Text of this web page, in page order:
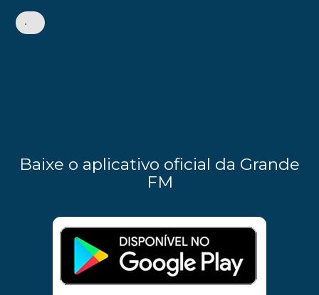
•
Baixe o aplicativo oficial da Grande
FM